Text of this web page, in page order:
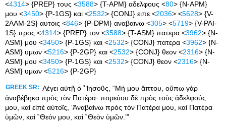
<4314> {PREP} τους <3588> {T-APM} αδελφους <80> {N-APM}
μου <3450> {P-1GS} και <2532> {CONJ} ειπε <2036> <5628> {V-
2AAM-2S} αυτοις <846> {P-DPM} αναβαινω <305> <5719> {V-PAI-
1S} προς <4314> {PREP} τον <3588> {T-ASM} πατερα <3962> {N-
ASM} μου <3450> {P-1GS} και <2532> {CONJ} πατερα <3962> {N-
ASM} υμων <5216> {P-2GP} και <2532> {CONJ} θεον <2316> {N-
ASM} μου <3450> {P-1GS} και <2532> {CONJ} θεον <2316> {N-
ASM} υμων <5216> {P-2GP}
GREEK SR: Λέγει αὐτῇ ὁ ˚Ἰησοῦς, “Μή μου ἅπτου, οὔπω γὰρ
ἀναβέβηκα πρὸς τὸν Πατέρα· πορεύου δὲ πρὸς τοὺς ἀδελφούς
μου, καὶ εἰπὲ αὐτοῖς, ‘Ἀναβαίνω πρὸς τὸν Πατέρα μου, καὶ Πατέρα
ὑμῶν, καὶ ˚Θεόν μου, καὶ ˚Θεὸν ὑμῶν.’”